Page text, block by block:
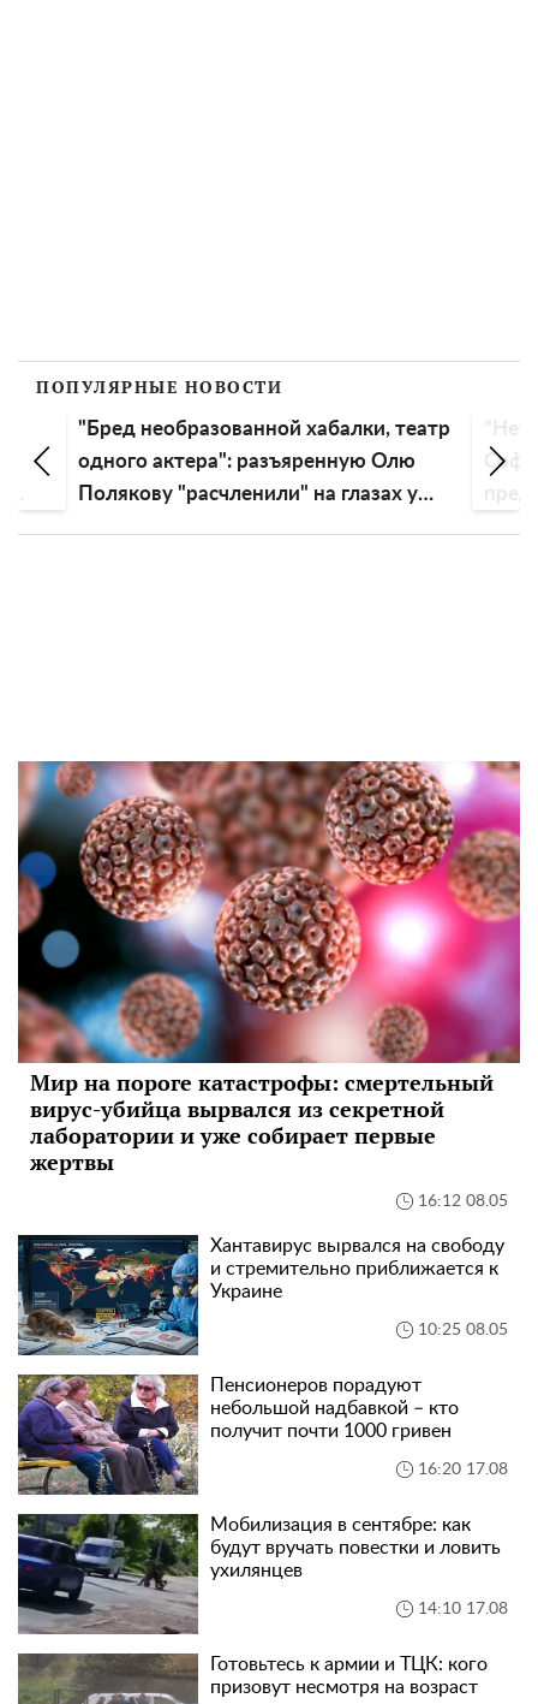
ПОПУЛЯРНЫЕ НОВОСТИ
"Бред необразованной хабалки, театр
одного актера": разъяренную Олю
Полякову "расчленили" на глазах у
Мир на пороге катастрофы: смертельный
вирус-убийца вырвался из секретной
лаборатории и уже собирает первые
жертвы
16:12 08.05
Хантавирус вырвался на свободу
и стремительно приближается к
Украине
10:25 08.05
Пенсионеров порадуют
небольшой надбавкой – кто
получит почти 1000 гривен
16:20 17.08
Мобилизация в сентябре: как
будут вручать повестки и ловить
ухилянцев
14:10 17.08
Готовьтесь к армии и ТЦК: кого
призовут несмотря на возраст